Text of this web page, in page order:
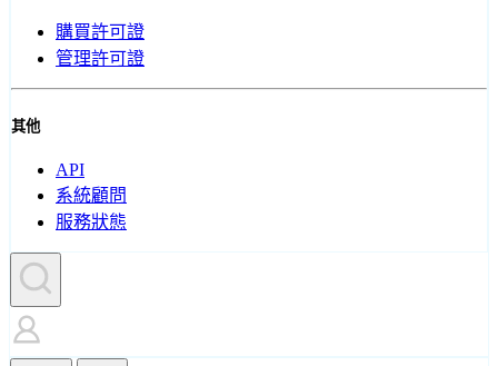
購買許可證
管理許可證
其他
API
系統顧問
服務狀態